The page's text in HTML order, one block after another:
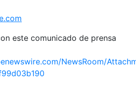
este comunicado de prensa
NewsRoom/